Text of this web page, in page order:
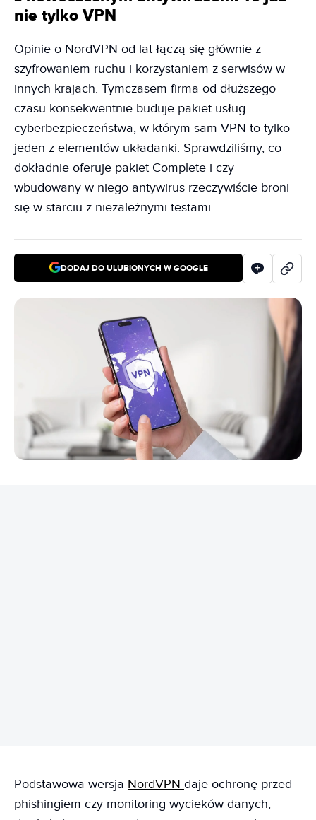
nie tylko VPN
Opinie o NordVPN od lat łączą się głównie z
szyfrowaniem ruchu i korzystaniem z serwisów w
innych krajach. Tymczasem firma od dłuższego
czasu konsekwentnie buduje pakiet usług
cyberbezpieczeństwa, w którym sam VPN to tylko
jeden z elementów układanki. Sprawdziliśmy, co
dokładnie oferuje pakiet Complete i czy
wbudowany w niego antywirus rzeczywiście broni
się w starciu z niezależnymi testami.
DODAJ DO ULUBIONYCH W GOOGLE
Podstawowa wersja NordVPN daje ochronę przed
phishingiem czy monitoring wycieków danych,